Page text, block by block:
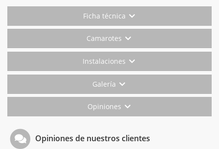
Ficha técnica
Camarotes
Instalaciones
Galería
Opiniones
Opiniones de nuestros clientes